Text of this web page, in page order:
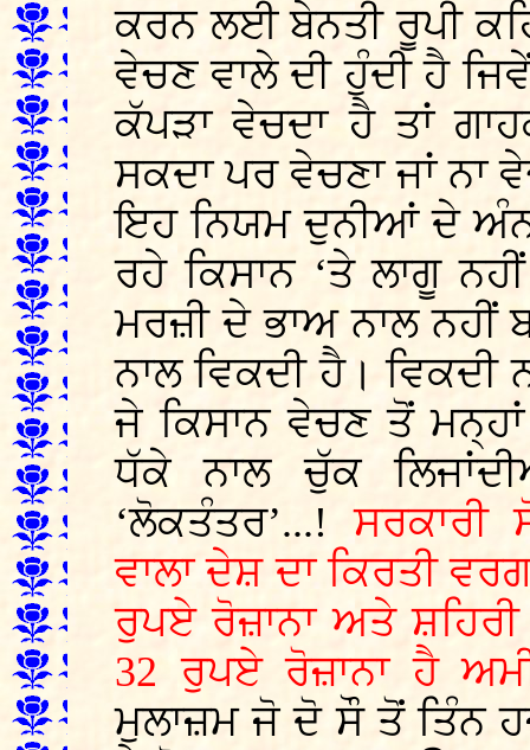
ਕਰਨ ਲਈ ਬੇਨਤੀ ਰੂਪੀ
ਵੇਚਣ ਵਾਲੇ ਦੀ ਹੁੰਦੀ ਹੈ
ਕੱਪੜਾ ਵੇਚਦਾ ਹੈ ਤਾਂ
ਸਕਦਾ ਪਰ ਵੇਚਣਾ ਜਾਂ ਨਾ
ਇਹ ਨਿਯਮ ਦੁਨੀਆਂ ਦੇ
ਰਹੇ ਕਿਸਾਨ ‘ਤੇ ਲਾਗੂ
ਮਰਜ਼ੀ ਦੇ ਭਾਅ ਨਾਲ ਨਹੀਂ
ਨਾਲ ਵਿਕਦੀ ਹੈ। ਵਿਕਦੀ
ਜੇ ਕਿਸਾਨ ਵੇਚਣ ਤੋਂ
ਧੱਕੇ ਨਾਲ ਚੁੱਕ
‘ਲੋਕਤੰਤਰ’...!ਸਰਕਾਰੀ
ਵਾਲਾ ਦੇਸ਼ ਦਾ ਕਿਰਤੀ
ਰੁਪਏ ਰੋਜ਼ਾਨਾ ਅਤੇ
32 ਰੁਪਏ ਰੋਜ਼ਾਨਾ ਹੈ
ਮੁਲਾਜ਼ਮ ਜੋ ਦੋ ਸੌ ਤੋਂ ਤਿੰਨ